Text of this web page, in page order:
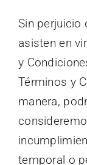
Sin perjuicio
asisten en
y
Términos y
manera,
temporal o